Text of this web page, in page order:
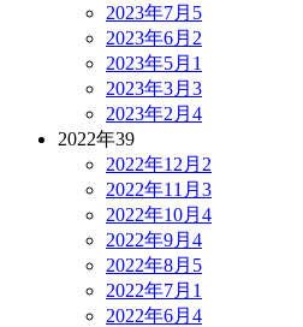
2023年7月 5
2023年6月 2
2023年5月 1
2023年3月 3
2023年2月 4
2022年39
2022年12月 2
2022年11月 3
2022年10月 4
2022年9月 4
2022年8月 5
2022年7月 1
2022年6月 4